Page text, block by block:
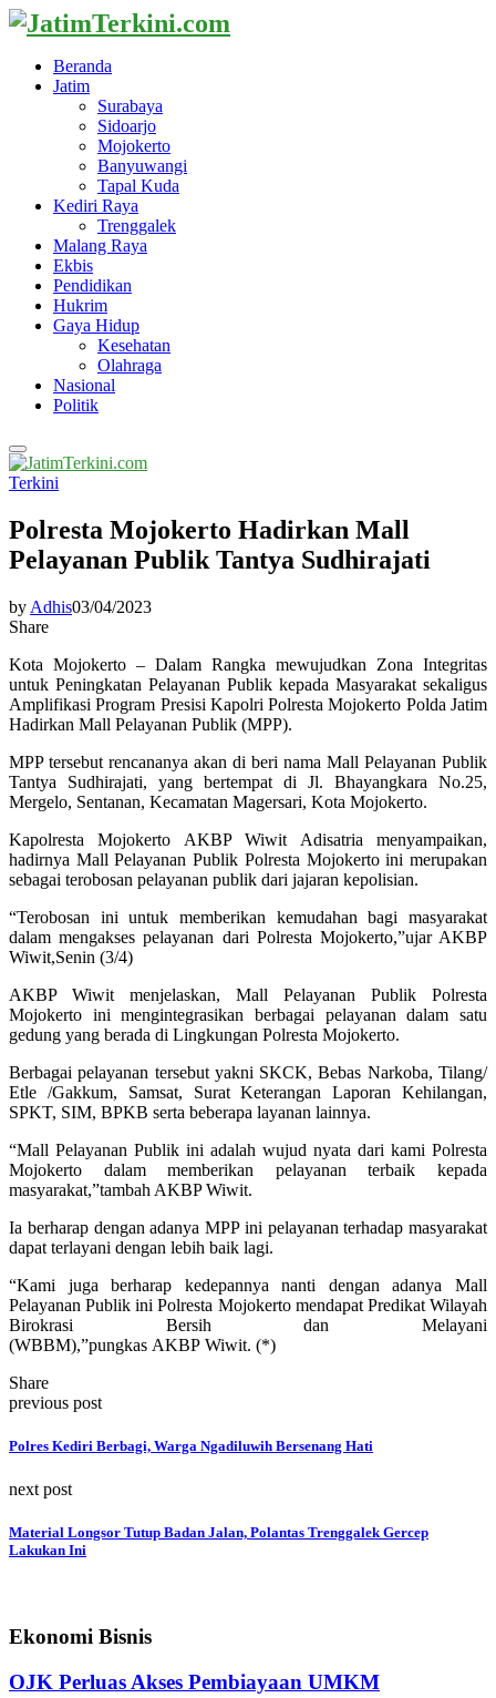
Beranda
Jatim
Surabaya
Sidoarjo
Mojokerto
Banyuwangi
Tapal Kuda
Kediri Raya
Trenggalek
Malang Raya
Ekbis
Pendidikan
Hukrim
Gaya Hidup
Kesehatan
Olahraga
Nasional
Politik
Primary
Menu
Terkini
Polresta Mojokerto Hadirkan Mall
Pelayanan Publik Tantya Sudhirajati
by Adhis03/04/2023
Share
Kota Mojokerto – Dalam Rangka mewujudkan Zona Integritas
untuk Peningkatan Pelayanan Publik kepada Masyarakat sekaligus
Amplifikasi Program Presisi Kapolri Polresta Mojokerto Polda Jatim
Hadirkan Mall Pelayanan Publik (MPP).
MPP tersebut rencananya akan di beri nama Mall Pelayanan Publik
Tantya Sudhirajati, yang bertempat di Jl. Bhayangkara No.25,
Mergelo, Sentanan, Kecamatan Magersari, Kota Mojokerto.
Kapolresta Mojokerto AKBP Wiwit Adisatria menyampaikan,
hadirnya Mall Pelayanan Publik Polresta Mojokerto ini merupakan
sebagai terobosan pelayanan publik dari jajaran kepolisian.
“Terobosan ini untuk memberikan kemudahan bagi masyarakat
dalam mengakses pelayanan dari Polresta Mojokerto,”ujar AKBP
Wiwit,Senin (3/4)
AKBP Wiwit menjelaskan, Mall Pelayanan Publik Polresta
Mojokerto ini mengintegrasikan berbagai pelayanan dalam satu
gedung yang berada di Lingkungan Polresta Mojokerto.
Berbagai pelayanan tersebut yakni SKCK, Bebas Narkoba, Tilang/
Etle /Gakkum, Samsat, Surat Keterangan Laporan Kehilangan,
SPKT, SIM, BPKB serta beberapa layanan lainnya.
“Mall Pelayanan Publik ini adalah wujud nyata dari kami Polresta
Mojokerto dalam memberikan pelayanan terbaik kepada
masyarakat,”tambah AKBP Wiwit.
Ia berharap dengan adanya MPP ini pelayanan terhadap masyarakat
dapat terlayani dengan lebih baik lagi.
“Kami juga berharap kedepannya nanti dengan adanya Mall
Pelayanan Publik ini Polresta Mojokerto mendapat Predikat Wilayah
Birokrasi Bersih dan Melayani
(WBBM),”pungkas AKBP Wiwit. (*)
Share
previous post
Polres Kediri Berbagi, Warga Ngadiluwih Bersenang Hati
next post
Material Longsor Tutup Badan Jalan, Polantas Trenggalek Gercep
Lakukan Ini
Ekonomi Bisnis
OJK Perluas Akses Pembiayaan UMKM